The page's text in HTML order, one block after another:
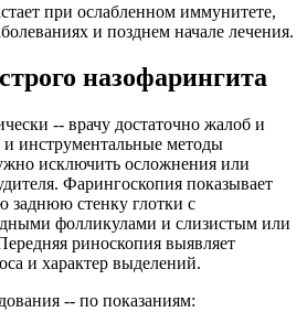
при ослабленном иммунитете,
и позднем начале лечения.
назофарингита
-- врачу достаточно жалоб и
инструментальные методы
исключить осложнения или
Фарингоскопия показывает
заднюю стенку глотки с
фолликулами и слизистым или
риноскопия выявляет
и характер выделений.
-- по показаниям: